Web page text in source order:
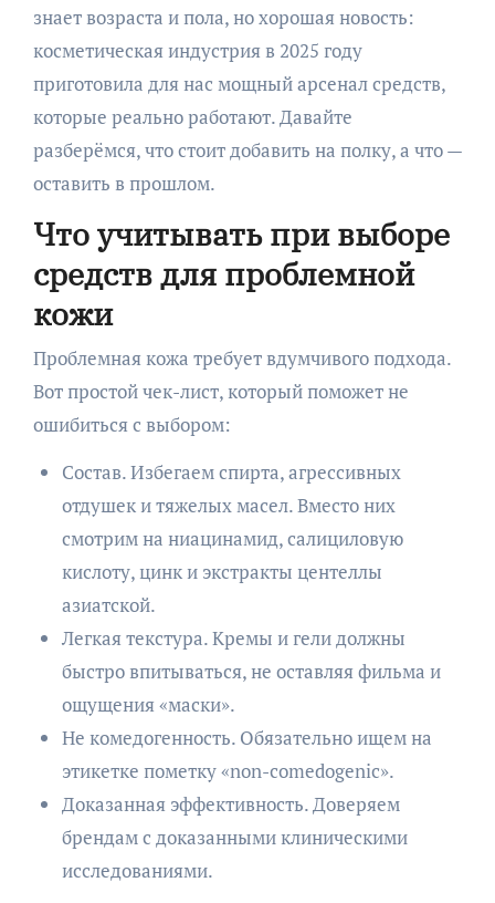
знает возраста и пола, но хорошая новость:
косметическая индустрия в 2025 году
приготовила для нас мощный арсенал средств,
которые реально работают. Давайте
разберёмся, что стоит добавить на полку, а что —
оставить в прошлом.
Что учитывать при выборе
средств для проблемной
кожи
Проблемная кожа требует вдумчивого подхода.
Вот простой чек-лист, который поможет не
ошибиться с выбором:
Состав. Избегаем спирта, агрессивных
отдушек и тяжелых масел. Вместо них
смотрим на ниацинамид, салициловую
кислоту, цинк и экстракты центеллы
азиатской.
Легкая текстура. Кремы и гели должны
быстро впитываться, не оставляя фильма и
ощущения «маски».
Не комедогенность. Обязательно ищем на
этикетке пометку «non-comedogenic».
Доказанная эффективность. Доверяем
брендам с доказанными клиническими
исследованиями.